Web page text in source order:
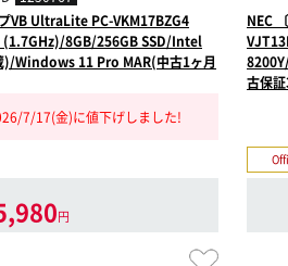
VB UltraLite PC-VKM17BZG4
(1.7GHz)/8GB/256GB SSD/Intel
Windows 11 Pro MAR(中古1ヶ月
7/17(金)に値下げしました!
円
NEC
古保